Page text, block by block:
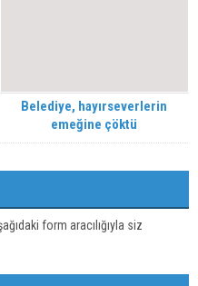
Belediye, hayırseverlerin
emeğine çöktü
form aracılığıyla siz